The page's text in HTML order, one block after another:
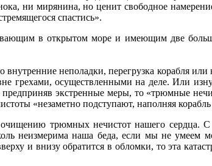
ни мирянина, но ценит свободное
спастись».
в открытом море и имеющим две
неполадки, перегрузка корабля
грехами, осуществленными на деле. Или
экстренные меры, то «трюмные
«незаметно подступают, наполняя
трюмных нечистот нашего
неизмерима наша беда, если мы не умеем
и внизу обратится в обломки, то эта